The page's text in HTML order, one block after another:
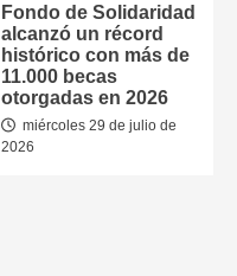
Fondo de Solidaridad
alcanzó un récord
histórico con más de
11.000 becas
otorgadas en 2026
miércoles 29 de julio de
2026